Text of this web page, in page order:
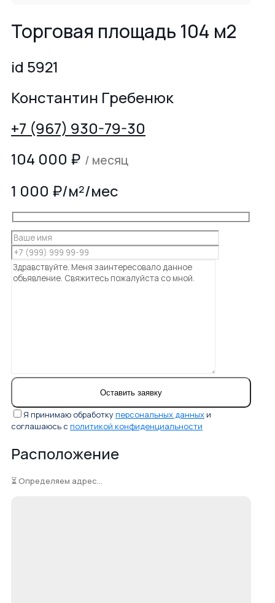
Торговая площадь 104 м2
id 5921
Константин Гребенюк
+7 (967) 930-79-30
104 000 ₽ / месяц
1 000 ₽/м²/мес
Я принимаю обработкуперсональных данных и
соглашаюсь с политикой конфиденциальности
Расположение
⏳ Определяем адрес...